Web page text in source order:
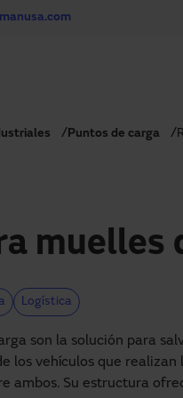
Puntos de carga
muelles
Logística
son la solución para
los vehículos que realizan
ambos. Su estructura